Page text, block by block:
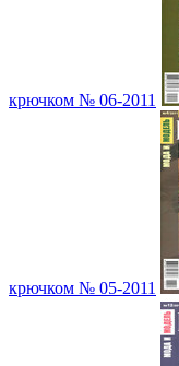
крючком № 06-2011
крючком № 05-2011